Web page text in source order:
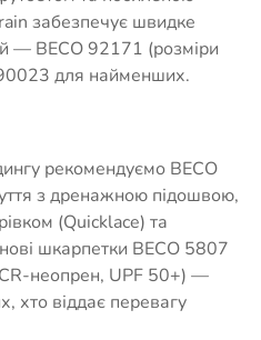
забезпечує швидке
— BECO 92171 (розміри
для найменших.
рекомендуємо BECO
з дренажною підошвою,
(Quicklace) та
шкарпетки BECO 5807
неопрен, UPF 50+) —
хто віддає перевагу